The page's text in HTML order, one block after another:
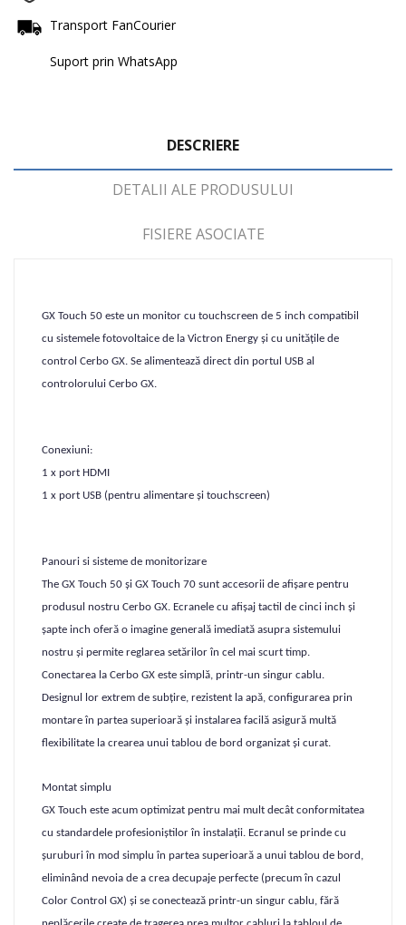
Transport FanCourier
Suport prin WhatsApp
DESCRIERE
DETALII ALE PRODUSULUI
FISIERE ASOCIATE
GX Touch 50 este un monitor cu touchscreen de 5 inch compatibil
cu sistemele fotovoltaice de la Victron Energy și cu unitățile de
control Cerbo GX. Se alimentează direct din portul USB al
controlorului Cerbo GX.
Conexiuni:
1 x port HDMI
1 x port USB (pentru alimentare și touchscreen)
Panouri si sisteme de monitorizare
The GX Touch 50 și GX Touch 70 sunt accesorii de afișare pentru
produsul nostru Cerbo GX. Ecranele cu afișaj tactil de cinci inch și
șapte inch oferă o imagine generală imediată asupra sistemului
nostru și permite reglarea setărilor în cel mai scurt timp.
Conectarea la Cerbo GX este simplă, printr-un singur cablu.
Designul lor extrem de subțire, rezistent la apă, configurarea prin
montare în partea superioară și instalarea facilă asigură multă
flexibilitate la crearea unui tablou de bord organizat și curat.
Montat simplu
GX Touch este acum optimizat pentru mai mult decât conformitatea
cu standardele profesioniștilor în instalații. Ecranul se prinde cu
șuruburi în mod simplu în partea superioară a unui tablou de bord,
eliminând nevoia de a crea decupaje perfecte (precum în cazul
Color Control GX) și se conectează printr-un singur cablu, fără